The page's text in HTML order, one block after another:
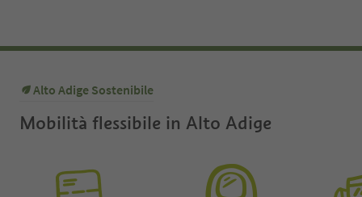
Alto Adige Sostenibile
Mobilità flessibile in Alto Adige